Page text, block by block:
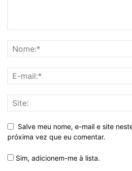
Salve meu nome, e-mail e site
próxima vez que eu comentar.
Sim, adicionem-me à lista.